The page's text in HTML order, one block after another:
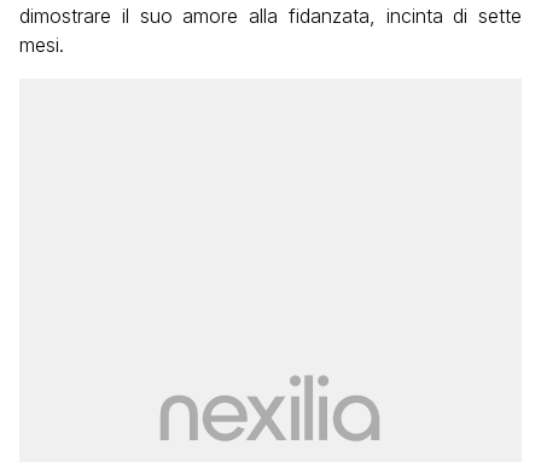
dimostrare il suo amore alla fidanzata, incinta di sette
mesi.